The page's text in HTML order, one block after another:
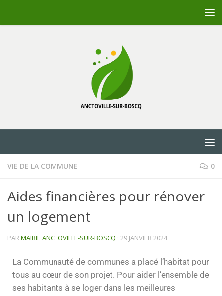
VIE DE LA COMMUNE 0
Aides financières pour rénover
un logement
PARMAIRIE ANCTOVILLE-SUR-BOSCQ · 29 JANVIER 2024
La Communauté de communes a placé l’habitat pour
tous au cœur de son projet. Pour aider l’ensemble de
ses habitants à se loger dans les meilleures